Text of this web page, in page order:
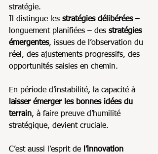
stratégie.
Il distingue les stratégies délibérées –
longuement planifiées – des stratégies
émergentes, issues de l’observation du
réel, des ajustements progressifs, des
opportunités saisies en chemin.
En période d’instabilité, la capacité à
laisser émerger les bonnes idées du
terrain, à faire preuve d’humilité
stratégique, devient cruciale.
C’est aussi l’esprit de l’innovation